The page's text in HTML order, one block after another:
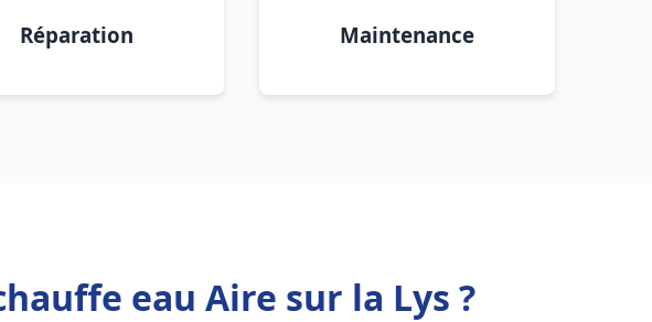
Réparation Maintenance
eau Aire sur la Lys ?